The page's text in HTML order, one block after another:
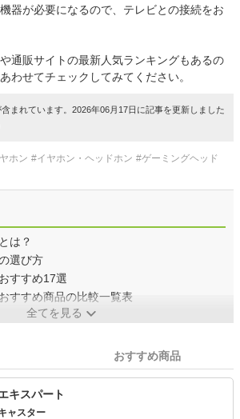
器が必要になるので、テレビとの接続をお
通販サイトの最新人気ランキングもあるの
わせてチェックしてみてください。
まれています。2026年06月17日に記事を更新しました
ホン #イヤホン・ヘッドホン #ゲーミングヘッド
は？
選び方
すすめ17選
すすめ商品の比較一覧表
全てを見る
おすすめ商品
キスパート
ャスター